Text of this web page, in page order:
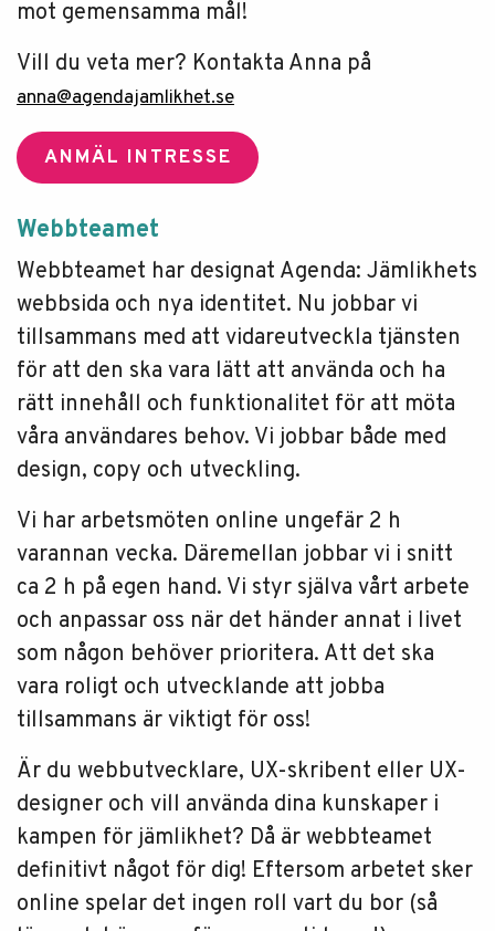
mot gemensamma mål!
Vill du veta mer? Kontakta Anna på
anna@agendajamlikhet.se
ANMÄL INTRESSE
Webbteamet
Webbteamet har designat Agenda: Jämlikhets
webbsida och nya identitet. Nu jobbar vi
tillsammans med att vidareutveckla tjänsten
för att den ska vara lätt att använda och ha
rätt innehåll och funktionalitet för att möta
våra användares behov. Vi jobbar både med
design, copy och utveckling.
Vi har arbetsmöten online ungefär 2 h
varannan vecka. Däremellan jobbar vi i snitt
ca 2 h på egen hand. Vi styr själva vårt arbete
och anpassar oss när det händer annat i livet
som någon behöver prioritera. Att det ska
vara roligt och utvecklande att jobba
tillsammans är viktigt för oss!
Är du webbutvecklare, UX-skribent eller UX-
designer och vill använda dina kunskaper i
kampen för jämlikhet? Då är webbteamet
definitivt något för dig! Eftersom arbetet sker
online spelar det ingen roll vart du bor (så